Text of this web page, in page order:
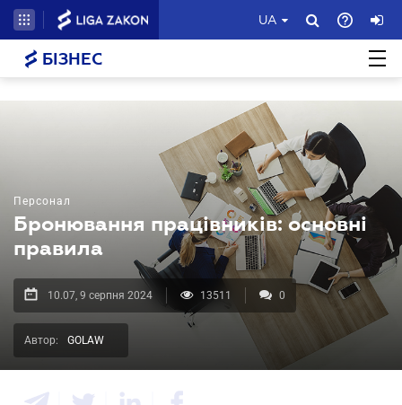
UA
БІЗНЕС
Персонал
Бронювання працівників: основні
правила
10.07, 9 серпня 2024 13511 0
Автор: GOLAW